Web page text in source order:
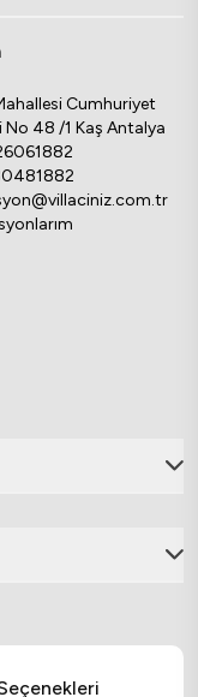
Cumhuriyet
No 48 /1 Kaş Antalya